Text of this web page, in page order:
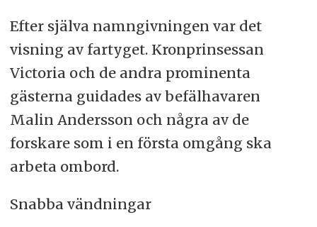
Efter själva namngivningen var det
visning av fartyget. Kronprinsessan
Victoria och de andra prominenta
gästerna guidades av befälhavaren
Malin Andersson och några av de
forskare som i en första omgång ska
arbeta ombord.
Snabba vändningar